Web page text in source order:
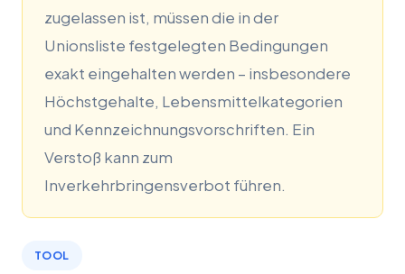
zugelassen ist, müssen die in der
Unionsliste festgelegten Bedingungen
exakt eingehalten werden – insbesondere
Höchstgehalte, Lebensmittelkategorien
und Kennzeichnungsvorschriften. Ein
Verstoß kann zum
Inverkehrbringensverbot führen.
TOOL